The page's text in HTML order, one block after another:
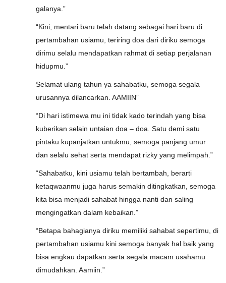
galanya.”
“Kini, mentari baru telah datang sebagai hari baru di
pertambahan usiamu, teriring doa dari diriku semoga
dirimu selalu mendapatkan rahmat di setiap perjalanan
hidupmu.”
Selamat ulang tahun ya sahabatku, semoga segala
urusannya dilancarkan. AAMIIN”
“Di hari istimewa mu ini tidak kado terindah yang bisa
kuberikan selain untaian doa – doa. Satu demi satu
pintaku kupanjatkan untukmu, semoga panjang umur
dan selalu sehat serta mendapat rizky yang melimpah.”
“Sahabatku, kini usiamu telah bertambah, berarti
ketaqwaanmu juga harus semakin ditingkatkan, semoga
kita bisa menjadi sahabat hingga nanti dan saling
mengingatkan dalam kebaikan.”
“Betapa bahagianya diriku memiliki sahabat sepertimu, di
pertambahan usiamu kini semoga banyak hal baik yang
bisa engkau dapatkan serta segala macam usahamu
dimudahkan. Aamiin.”